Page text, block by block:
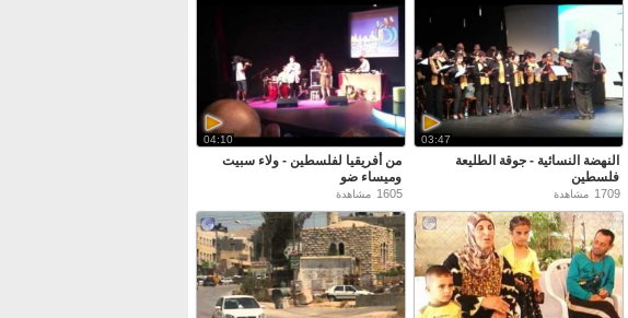
03:47
النهضة النسائية - جوقة الطليعة
فلسطين
1709 مشاهدة
04:10
من أفريقيا لفلسطين - ولاء سبيت
وميساء ضو
1605 مشاهدة